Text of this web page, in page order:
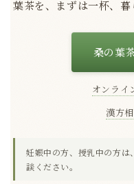
葉茶を、まずは一杯、暮
桑の葉
オンライ
漢方
妊娠中の方、授乳中の方は
談ください。